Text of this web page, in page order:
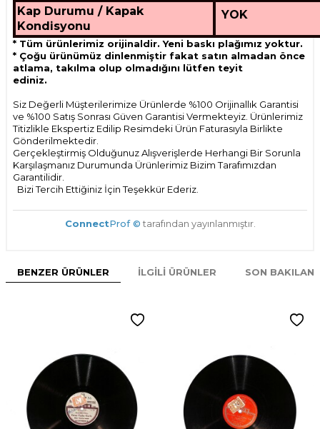
Kap Durumu / Kapak
Kondisyonu
YOK
* Tüm ürünlerimiz orijinaldir. Yeni baskı plağımız yoktur.
* Çoğu ürünümüz dinlenmiştir fakat satın almadan önce
atlama, takılma olup olmadığını lütfen teyit
ediniz.
Siz Değerli Müşterilerimize Ürünlerde %100 Orijinallık Garantisi
ve %100 Satış Sonrası Güven Garantisi Vermekteyiz. Ürünlerimiz
Titizlikle Ekspertiz Edilip Resimdeki Ürün Faturasıyla Birlikte
Gönderilmektedir.
Gerçekleştirmiş Olduğunuz Alışverişlerde Herhangi Bir Sorunla
Karşılaşmanız Durumunda Ürünlerimiz Bizim Tarafımızdan
Garantilidir.
Bizi Tercih Ettiğiniz İçin Teşekkür Ederiz.
ConnectProf © tarafından yayınlanmıştır.
BENZER ÜRÜNLER İLGILI ÜRÜNLER SON